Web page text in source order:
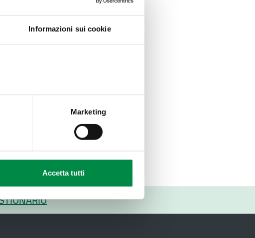
Informazioni sui cookie
Marketing
Accetta tutti